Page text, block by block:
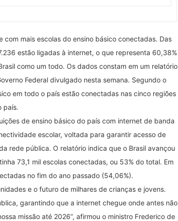
mais escolas do ensino básico conectadas. Das
estão ligadas à internet, o que representa 60,38%
como um todo. Os dados constam em um relatório
Federal divulgado nesta semana. Segundo o
em todo o país estão conectadas nas cinco regiões
país.
de ensino básico do país com internet de banda
escolar, voltada para garantir acesso de
rede pública. O relatório indica que o Brasil avançou
73,1 mil escolas conectadas, ou 53% do total. Em
no fim do ano passado (54,06%).
e o futuro de milhares de crianças e jovens.
garantindo que a internet chegue onde antes não
missão até 2026”, afirmou o ministro Frederico de